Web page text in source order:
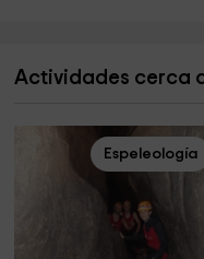
Actividades cerca
Espeleología